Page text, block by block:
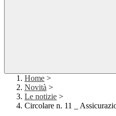
Home >
Novità >
Le notizie >
Circolare n. 11 _